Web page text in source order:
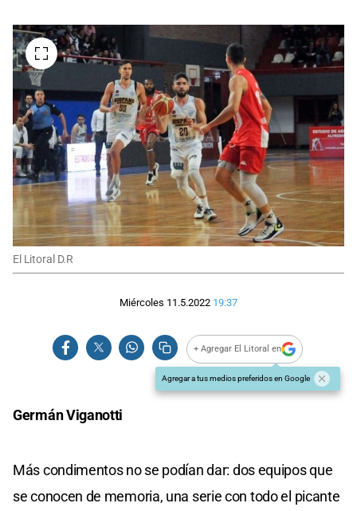
El Litoral D.R
Miércoles 11.5.2022 19:37
+ Agregar El Litoral en
Agregar a tus medios preferidos en Google
Germán Viganotti
Más condimentos no se podían dar: dos equipos que
se conocen de memoria, una serie con todo el picante